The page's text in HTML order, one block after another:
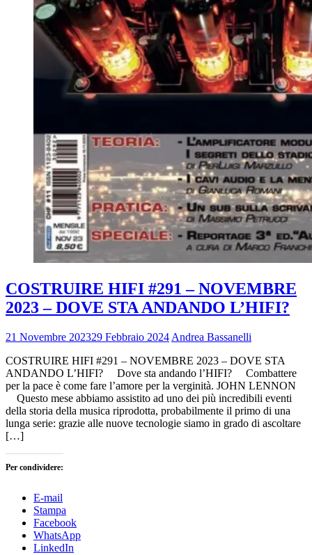
COSTRUIRE HIFI #291 – NOVEMBRE
2023 – DOVE STA ANDANDO L’HIFI?
21 Novembre 202329 Febbraio 2024 Andrea Bassanelli
COSTRUIRE HIFI #291 – NOVEMBRE 2023 – DOVE STA
ANDANDO L’HIFI? Dove sta andando l’HIFI? Combattere
per la pace è come fare l’amore per la verginità. JOHN LENNON
Questo mese abbiamo assistito ad uno dei più incredibili eventi
della storia della musica riprodotta, probabilmente il primo di una
lunga serie: grazie alle nuove tecnologie siamo in grado di ascoltare
[…]
Per condividere:
E-mail
Stampa
Facebook
WhatsApp
LinkedIn